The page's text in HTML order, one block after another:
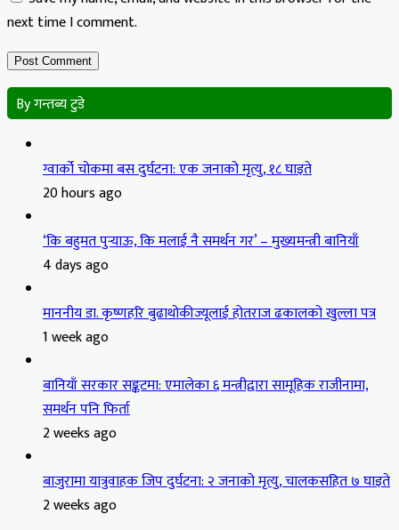
next time I comment.
By गन्तब्य टुडे
ग्वार्को चोकमा बस दुर्घटना: एक जनाको मृत्यु, १८ घाइते
20 hours ago
‘कि बहुमत पुर्‍याऊ, कि मलाई नै समर्थन गर’ – मुख्यमन्त्री बानियाँ
4 days ago
माननीय डा. कृष्णहरि बुढाथोकीज्यूलाई होतराज ढकालको खुल्ला पत्र
1 week ago
बानियाँ सरकार सङ्कटमा: एमालेका ६ मन्त्रीद्वारा सामूहिक राजीनामा,
समर्थन पनि फिर्ता
2 weeks ago
बाजुरामा यात्रुवाहक जिप दुर्घटना: २ जनाको मृत्यु, चालकसहित ७ घाइते
2 weeks ago